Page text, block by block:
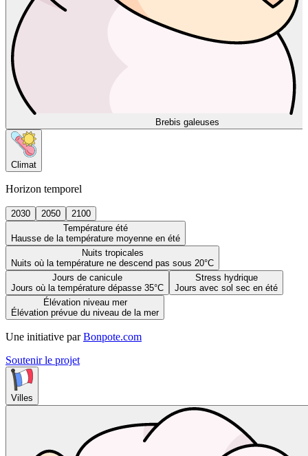
Brebis galeuses
Climat
Horizon temporel
2030 2050
2100
Température été
Hausse de la température moyenne en été
Nuits tropicales
Nuits où la température ne descend pas sous 20°C
Jours de canicule
Jours où la température dépasse 35°C
Stress hydrique
Jours avec sol sec en été
Élévation niveau mer
Élévation prévue du niveau de la mer
Une initiative par Bonpote.com
Soutenir le projet
Villes